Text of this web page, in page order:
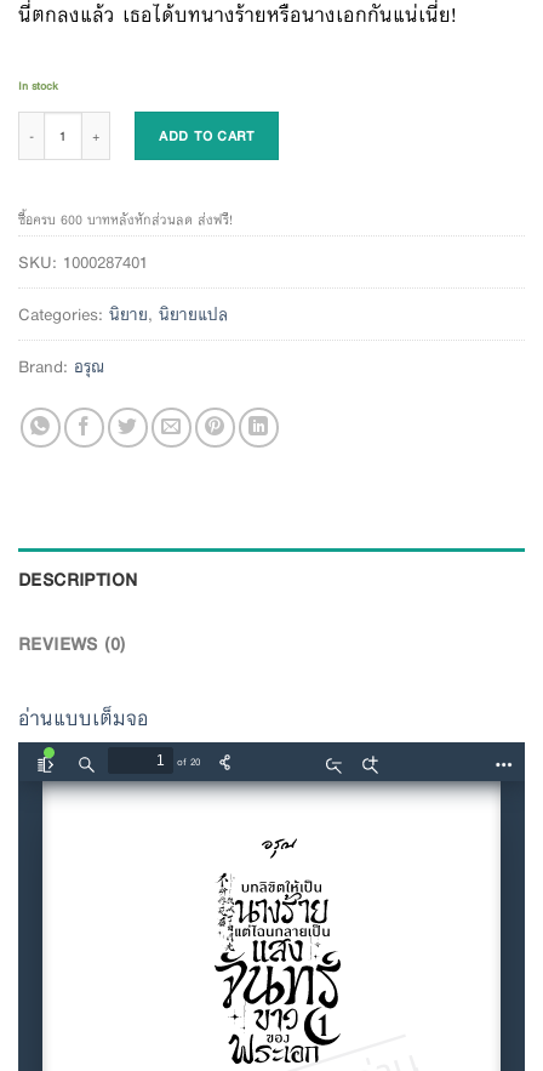
นี่ตกลงแล้ว เธอได้บทนางร้ายหรือนางเอกกันแน่เนี่ย!
In stock
ADD TO CART
ซื้อครบ 600 บาทหลังหักส่วนลด ส่งฟรี!
SKU: 1000287401
Categories: นิยาย, นิยายแปล
Brand: อรุณ
DESCRIPTION
REVIEWS (0)
อ่านแบบเต็มจอ